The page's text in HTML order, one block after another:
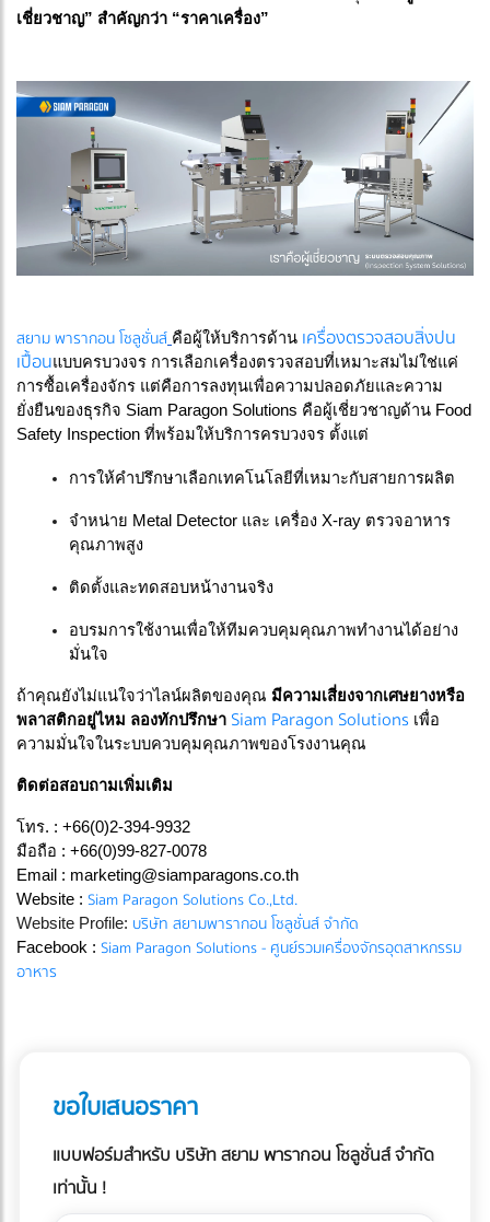
เชี่ยวชาญ” สำคัญกว่า “ราคาเครื่อง”
สยาม พารากอน โซลูชั่นส์ คือผู้ให้บริการด้าน เครื่องตรวจสอบสิ่งปน
เปื้อนแบบครบวงจร การเลือกเครื่องตรวจสอบที่เหมาะสมไม่ใช่แค่
การซื้อเครื่องจักร แต่คือการลงทุนเพื่อความปลอดภัยและความ
ยั่งยืนของธุรกิจ Siam Paragon Solutions คือผู้เชี่ยวชาญด้าน Food
Safety Inspection ที่พร้อมให้บริการครบวงจร ตั้งแต่
การให้คำปรึกษาเลือกเทคโนโลยีที่เหมาะกับสายการผลิต
จำหน่าย Metal Detector และ เครื่อง X-ray ตรวจอาหาร
คุณภาพสูง
ติดตั้งและทดสอบหน้างานจริง
อบรมการใช้งานเพื่อให้ทีมควบคุมคุณภาพทำงานได้อย่าง
มั่นใจ
ถ้าคุณยังไม่แน่ใจว่าไลน์ผลิตของคุณ มีความเสี่ยงจากเศษยางหรือ
พลาสติกอยู่ไหม ลองทักปรึกษา Siam Paragon Solutions เพื่อ
ความมั่นใจในระบบควบคุมคุณภาพของโรงงานคุณ
ติดต่อสอบถามเพิ่มเติม
โทร. : +66(0)2-394-9932
มือถือ : +66(0)99-827-0078
Email : marketing@siamparagons.co.th
Website : Siam Paragon Solutions Co.,Ltd.
Website Profile: บริษัท สยามพารากอน โซลูชั่นส์ จำกัด
Facebook : Siam Paragon Solutions - ศูนย์รวมเครื่องจักรอุตสาหกรรม
อาหาร
ขอใบเสนอราคา
แบบฟอร์มสำหรับ บริษัท สยาม พารากอน โซลูชั่นส์ จำกัด
เท่านั้น !